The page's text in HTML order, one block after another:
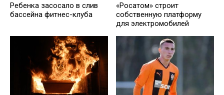
Ребенка засосало в слив
бассейна фитнес-клуба
«Росатом» строит
собственную платформу
для электромобилей